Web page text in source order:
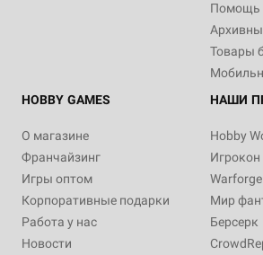
Помощь
Товары
HOBBY GAMES
О магазине
Франчайзинг
Игры оптом
Корпоративные подарки
Работа у нас
Новости
НАШИ
Hobby
Игрокон
Warforge
Мир
Берсерк